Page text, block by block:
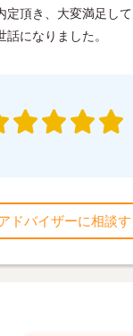
定頂き、大変満足し
になりました。
ドバイザーに相談す